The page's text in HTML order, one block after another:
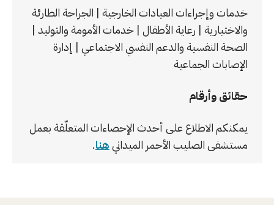
خدمات وإجراءات العيادات الخارجية | الجراحة الطارئة
والاختيارية | رعاية الأطفال | خدمات الأمومة والتوليد |
الصحة النفسية والدعم النفسي الاجتماعي | إدارة
الإصابات الجماعية
حقائق وأرقام
يمكنكم الاطلاع على أحدث الإحصاءات المتعلّقة بعمل
مستشفى الصليب الأحمر الميدانيهنا.